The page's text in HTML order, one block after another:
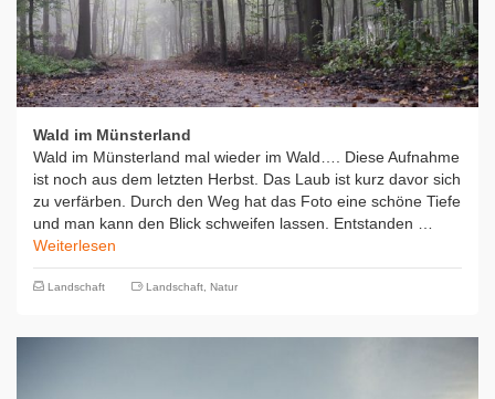
Wald im Münsterland
Wald im Münsterland mal wieder im Wald…. Diese Aufnahme
ist noch aus dem letzten Herbst. Das Laub ist kurz davor sich
zu verfärben. Durch den Weg hat das Foto eine schöne Tiefe
und man kann den Blick schweifen lassen. Entstanden …
Weiterlesen
Landschaft Landschaft, Natur